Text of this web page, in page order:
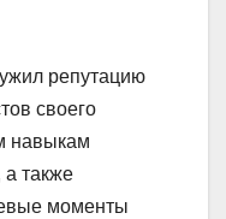
репутацию
своего
навыкам
также
моменты